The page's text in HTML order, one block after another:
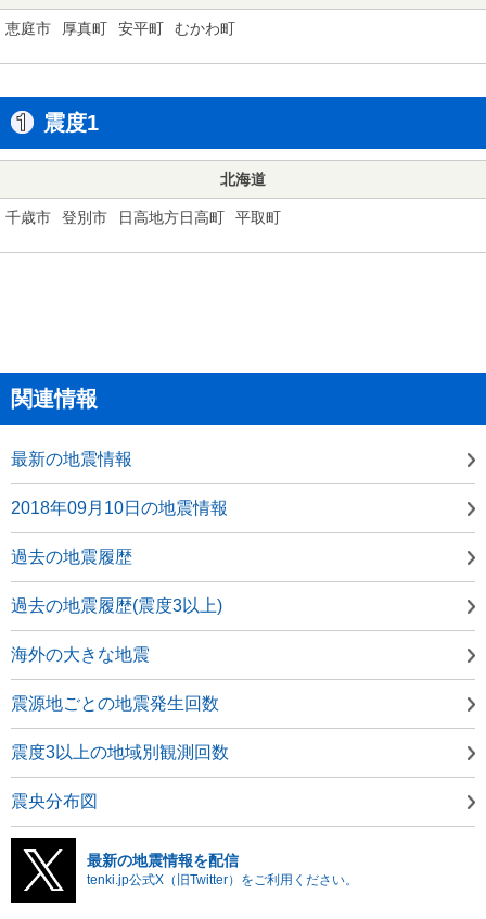
恵庭市 厚真町 安平町 むかわ町
震度1
北海道
千歳市 登別市 日高地方日高町 平取町
関連情報
最新の地震情報
2018年09月10日の地震情報
過去の地震履歴
過去の地震履歴(震度3以上)
海外の大きな地震
震源地ごとの地震発生回数
震度3以上の地域別観測回数
震央分布図
最新の地震情報を配信
tenki.jp公式X（旧Twitter）をご利用ください。